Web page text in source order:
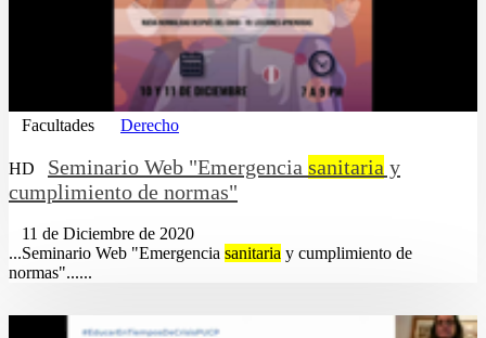
Facultades Derecho
HD Seminario Web "Emergencia sanitaria y
cumplimiento de normas"
11 de Diciembre de 2020
...Seminario Web "Emergencia sanitaria y cumplimiento de
normas"......